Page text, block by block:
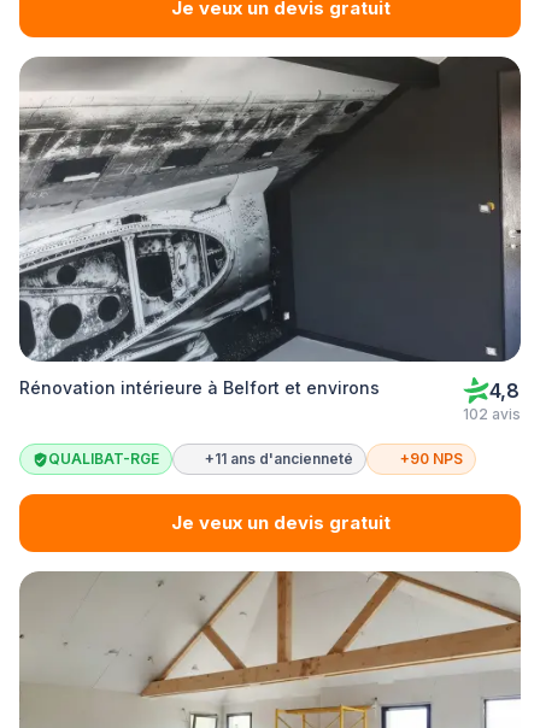
Je veux un devis gratuit
Rénovation intérieure à Belfort et environs 4,8
102 avis
QUALIBAT-RGE +11 ans d'ancienneté +90 NPS
Je veux un devis gratuit